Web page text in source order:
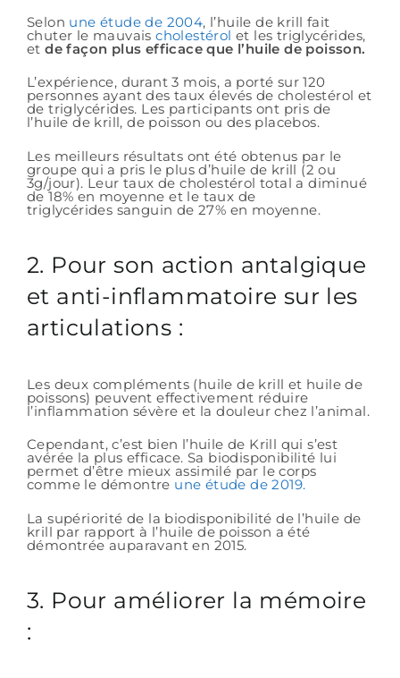
Selon une étude de 2004, l’huile de krill fait
chuter le mauvaischolestérol et les triglycérides,
etde façon plus efficace que l’huile de poisson.
L’expérience, durant 3 mois, a porté sur 120
personnes ayant des taux élevés de cholestérol et
de triglycérides. Les participants ont pris de
l’huile de krill, de poisson ou des placebos.
Les meilleurs résultats ont été obtenus par le
groupe qui a pris le plus d’huile de krill (2 ou
3g/jour). Leur taux de cholestérol total a diminué
de 18% en moyenne et le taux de
triglycérides sanguin de 27% en moyenne.
2. Pour son action antalgique
et anti-inflammatoire sur les
articulations :
Les deux compléments (huile de krill et huile de
poissons) peuvent effectivement réduire
l’inflammation sévère et la douleur chez l’animal.
Cependant, c’est bien l’huile de Krill qui s’est
avérée la plus efficace. Sa biodisponibilité lui
permet d’être mieux assimilé par le corps
comme le démontre une étude de 2019.
La supériorité de la biodisponibilité de l’huile de
krill par rapport à l’huile de poisson a été
démontrée auparavant en 2015.
3. Pour améliorer la mémoire
: